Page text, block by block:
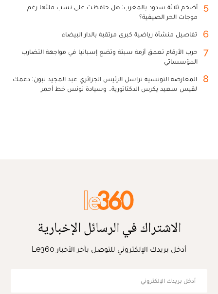
5
أضخم ثلاثة سدود بالمغرب: هل حافظت على نسب ملئها رغم
موجات الحر الصيفية؟
6 تفاصيل منشأة رياضية كبرى مرتقبة بالدار البيضاء
7
حرب الأرقام تعمق أزمة سبتة وتضع إسبانيا في مواجهة التضارب
المؤسساتي
8
المعارضة التونسية تراسل الرئيس الجزائري عبد المجيد تبون: دعمك
لقيس سعيد يكرس الدكتاتورية.. وسيادة تونس خط أحمر
الاشتراك في الرسائل الإخبارية
أدخل بريدك الإلكتروني للتوصل بآخر الأخبار Le360